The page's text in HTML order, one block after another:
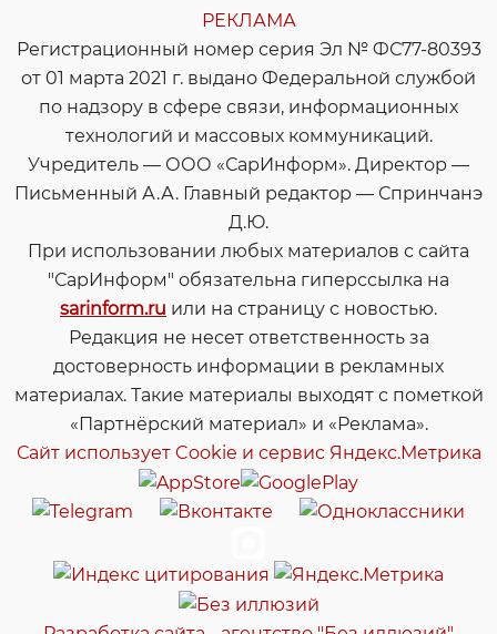
РЕКЛАМА
Регистрационный номер серия Эл № ФС77-80393
от 01 марта 2021 г. выдано Федеральной службой
по надзору в сфере связи, информационных
технологий и массовых коммуникаций.
Учредитель — ООО «СарИнформ». Директор —
Письменный А.А. Главный редактор — Спринчанэ
Д.Ю.
При использовании любых материалов с сайта
"СарИнформ" обязательна гиперссылка на
sarinform.ru или на страницу с новостью.
Редакция не несет ответственность за
достоверность информации в рекламных
материалах. Такие материалы выходят с пометкой
«Партнёрский материал» и «Реклама».
Сайт использует Cookie и сервиc Яндекс.Метрика